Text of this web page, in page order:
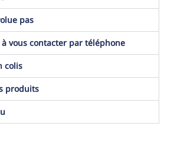
pas
à vous contacter par téléphone
colis
produits